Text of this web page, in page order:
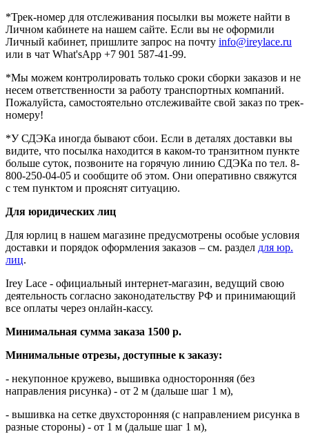
*Трек-номер для отслеживания посылки вы можете найти в
Личном кабинете на нашем сайте. Если вы не оформили
Личный кабинет, пришлите запрос на почту info@ireylace.ru
или в чат What'sApp +7 901 587-41-99.
*Мы можем контролировать только сроки сборки заказов и не
несем ответственности за работу транспортных компаний.
Пожалуйста, самостоятельно отслеживайте свой заказ по трек-
номеру!
*У СДЭКа иногда бывают сбои. Если в деталях доставки вы
видите, что посылка находится в каком-то транзитном пункте
больше суток, позвоните на горячую линию СДЭКа по тел. 8-
800-250-04-05 и сообщите об этом. Они оперативно свяжутся
с тем пунктом и прояснят ситуацию.
Для юридических лиц
Для юрлиц в нашем магазине предусмотрены особые условия
доставки и порядок оформления заказов – см. раздел для юр.
лиц.
Irey Lace - официальный интернет-магазин, ведущий свою
деятельность согласно законодательству РФ и принимающий
все оплаты через онлайн-кассу.
Минимальная сумма заказа 1500 р.
Минимальные отрезы, доступные к заказу:
- некупонное кружево, вышивка односторонняя (без
направления рисунка) - от 2 м (дальше шаг 1 м),
- вышивка на сетке двухсторонняя (с направлением рисунка в
разные стороны) - от 1 м (дальше шаг 1 м),